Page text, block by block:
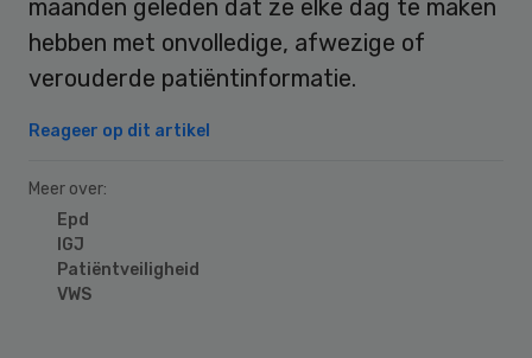
maanden geleden dat ze elke dag te maken
hebben met onvolledige, afwezige of
verouderde patiëntinformatie.
Reageer op dit artikel
Meer over:
Epd
IGJ
Patiëntveiligheid
VWS